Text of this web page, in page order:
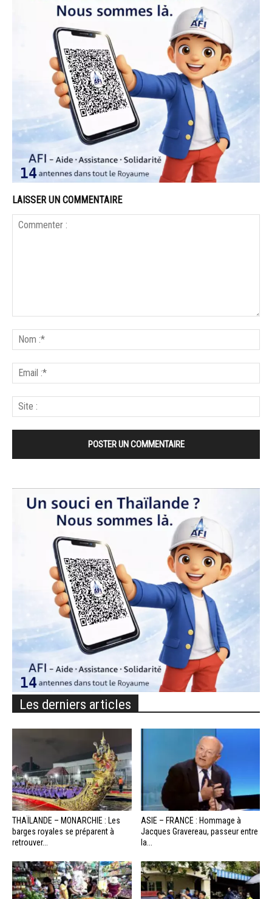
LAISSER UN COMMENTAIRE
Les derniers articles
THAÏLANDE – MONARCHIE : Les
barges royales se préparent à
retrouver...
ASIE – FRANCE : Hommage à
Jacques Gravereau, passeur entre
la...